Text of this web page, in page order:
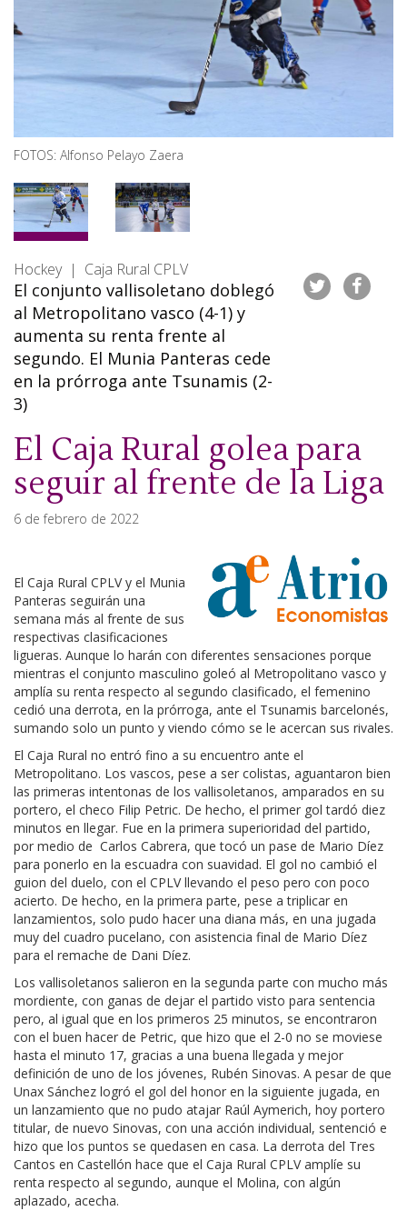
FOTOS: Alfonso Pelayo Zaera
Hockey | Caja Rural CPLV
El conjunto vallisoletano doblegó
al Metropolitano vasco (4-1) y
aumenta su renta frente al
segundo. El Munia Panteras cede
en la prórroga ante Tsunamis (2-
3)
El Caja Rural golea para
seguir al frente de la Liga
6 de febrero de 2022
El Caja Rural CPLV y el Munia
Panteras seguirán una
semana más al frente de sus
respectivas clasificaciones
ligueras. Aunque lo harán con diferentes sensaciones porque
mientras el conjunto masculino goleó al Metropolitano vasco y
amplía su renta respecto al segundo clasificado, el femenino
cedió una derrota, en la prórroga, ante el Tsunamis barcelonés,
sumando solo un punto y viendo cómo se le acercan sus rivales.
El Caja Rural no entró fino a su encuentro ante el
Metropolitano. Los vascos, pese a ser colistas, aguantaron bien
las primeras intentonas de los vallisoletanos, amparados en su
portero, el checo Filip Petric. De hecho, el primer gol tardó diez
minutos en llegar. Fue en la primera superioridad del partido,
por medio de Carlos Cabrera, que tocó un pase de Mario Díez
para ponerlo en la escuadra con suavidad. El gol no cambió el
guion del duelo, con el CPLV llevando el peso pero con poco
acierto. De hecho, en la primera parte, pese a triplicar en
lanzamientos, solo pudo hacer una diana más, en una jugada
muy del cuadro pucelano, con asistencia final de Mario Díez
para el remache de Dani Díez.
Los vallisoletanos salieron en la segunda parte con mucho más
mordiente, con ganas de dejar el partido visto para sentencia
pero, al igual que en los primeros 25 minutos, se encontraron
con el buen hacer de Petric, que hizo que el 2-0 no se moviese
hasta el minuto 17, gracias a una buena llegada y mejor
definición de uno de los jóvenes, Rubén Sinovas. A pesar de que
Unax Sánchez logró el gol del honor en la siguiente jugada, en
un lanzamiento que no pudo atajar Raúl Aymerich, hoy portero
titular, de nuevo Sinovas, con una acción individual, sentenció e
hizo que los puntos se quedasen en casa. La derrota del Tres
Cantos en Castellón hace que el Caja Rural CPLV amplíe su
renta respecto al segundo, aunque el Molina, con algún
aplazado, acecha.